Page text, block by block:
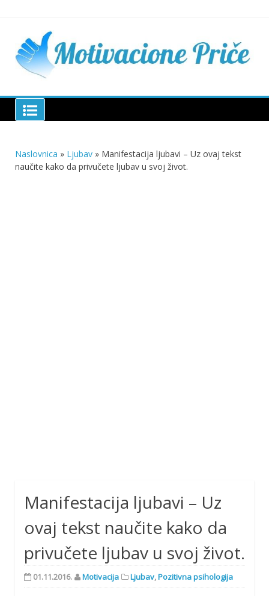
Motivacione Priče
Naslovnica » Ljubav » Manifestacija ljubavi – Uz ovaj tekst
naučite kako da privučete ljubav u svoj život.
Manifestacija ljubavi – Uz
ovaj tekst naučite kako da
privučete ljubav u svoj život.
01.11.2016. Motivacija Ljubav,Pozitivna psihologija